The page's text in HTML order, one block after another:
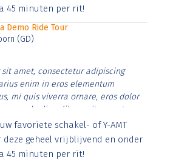
45 minuten per rit!
Demo Ride Tour
(GD)
amet, consectetur adipiscing
enim in eros elementum
mi quis viverra ornare, eros dolor
diam libero vitae erat.
et justo cursus id rutrum lorem
vitae risus tristique posuere.
favoriete schakel- of Y-AMT
deze geheel vrijblijvend en onder
45 minuten per rit!